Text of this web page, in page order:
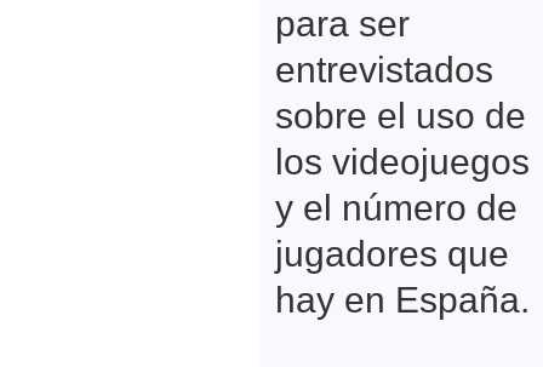
para ser
entrevistados
sobre el uso de
los videojuegos
y el número de
jugadores que
hay en España.